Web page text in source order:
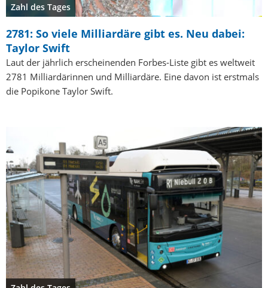
Zahl des Tages
2781: So viele Milliardäre gibt es. Neu dabei:
Taylor Swift
Laut der jährlich erscheinenden Forbes-Liste gibt es weltweit
2781 Milliardärinnen und Milliardäre. Eine davon ist erstmals
die Popikone Taylor Swift.